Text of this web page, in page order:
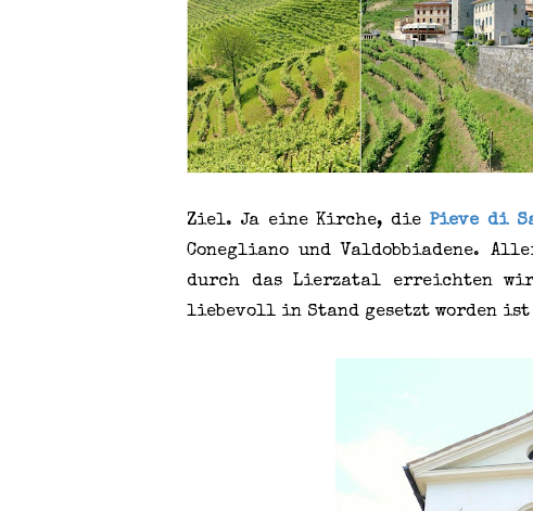
Ziel. Ja eine Kirche, die Pieve di
Conegliano und Valdobbiadene.
durch das Lierzatal erreichten
liebevoll in Stand gesetzt worden